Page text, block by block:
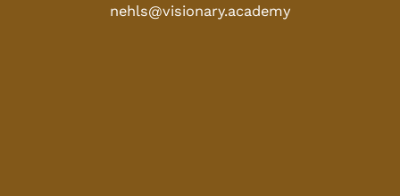
nehls@visionary.academy